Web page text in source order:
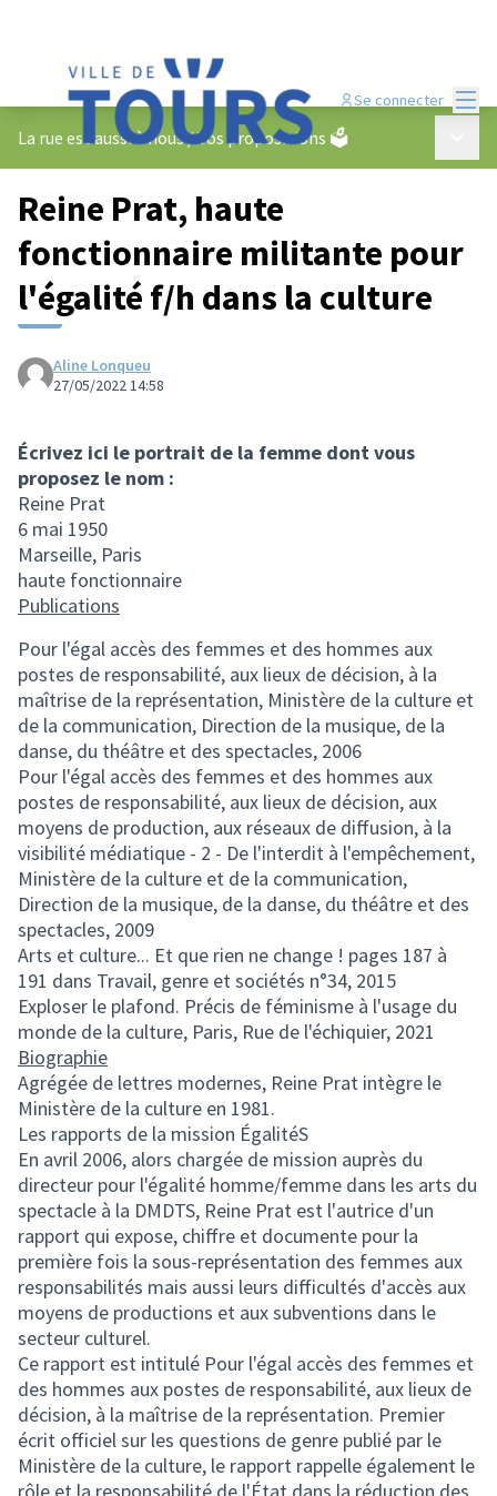
Se connecter
La rue est aussi à nous/Vos propositions 🗳️
Reine Prat, haute
fonctionnaire militante pour
l'égalité f/h dans la culture
Aline Lonqueu
27/05/2022 14:58
Écrivez ici le portrait de la femme dont vous
proposez le nom :
Reine Prat
6 mai 1950
Marseille, Paris
haute fonctionnaire
Publications
Pour l'égal accès des femmes et des hommes aux
postes de responsabilité, aux lieux de décision, à la
maîtrise de la représentation, Ministère de la culture et
de la communication, Direction de la musique, de la
danse, du théâtre et des spectacles, 2006
Pour l'égal accès des femmes et des hommes aux
postes de responsabilité, aux lieux de décision, aux
moyens de production, aux réseaux de diffusion, à la
visibilité médiatique - 2 - De l'interdit à l'empêchement,
Ministère de la culture et de la communication,
Direction de la musique, de la danse, du théâtre et des
spectacles, 2009
Arts et culture... Et que rien ne change ! pages 187 à
191 dans Travail, genre et sociétés n°34, 2015
Exploser le plafond. Précis de féminisme à l'usage du
monde de la culture, Paris, Rue de l'échiquier, 2021
Biographie
Agrégée de lettres modernes, Reine Prat intègre le
Ministère de la culture en 1981.
Les rapports de la mission ÉgalitéS
En avril 2006, alors chargée de mission auprès du
directeur pour l'égalité homme/femme dans les arts du
spectacle à la DMDTS, Reine Prat est l'autrice d'un
rapport qui expose, chiffre et documente pour la
première fois la sous-représentation des femmes aux
responsabilités mais aussi leurs difficultés d'accès aux
moyens de productions et aux subventions dans le
secteur culturel.
Ce rapport est intitulé Pour l'égal accès des femmes et
des hommes aux postes de responsabilité, aux lieux de
décision, à la maîtrise de la représentation. Premier
écrit officiel sur les questions de genre publié par le
Ministère de la culture, le rapport rappelle également le